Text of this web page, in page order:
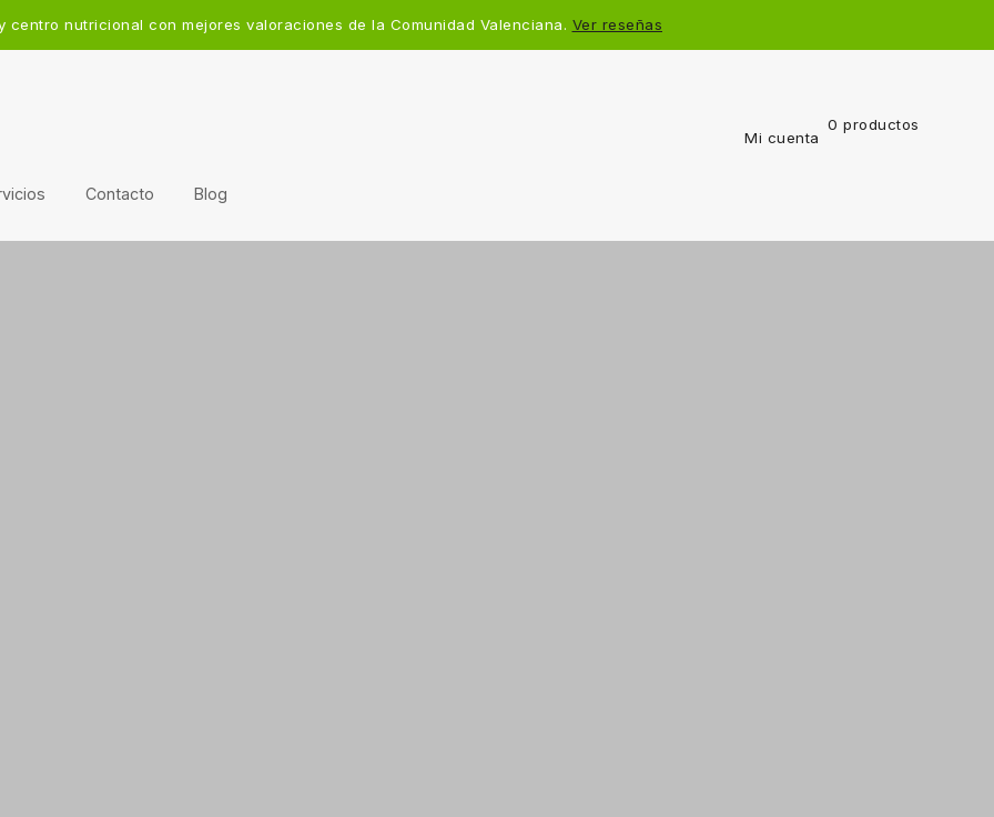
centro nutricional con mejores valoraciones de la Comunidad Valenciana. Ver reseñas
Mi cuenta
0 productos
Contacto Blog